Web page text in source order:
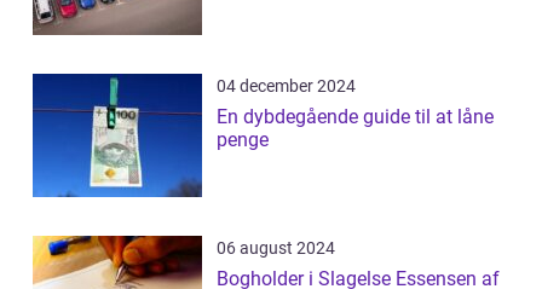
04 december 2024
En dybdegående guide til at låne
penge
06 august 2024
Bogholder i Slagelse Essensen af